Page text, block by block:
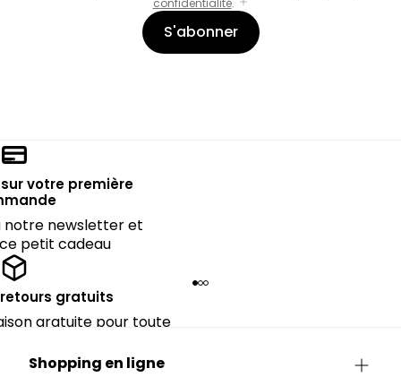
confidentialité.
S'abonner
votre première
notre newsletter et
petit cadeau
gratuits
gratuite pour toute
Shopping en ligne